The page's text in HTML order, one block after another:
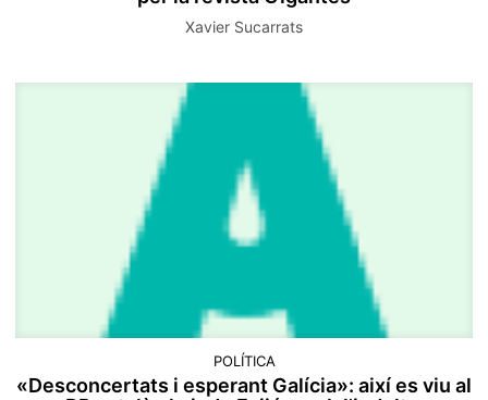
Xavier Sucarrats
POLÍTICA
«Desconcertats i esperant Galícia»: així es viu al